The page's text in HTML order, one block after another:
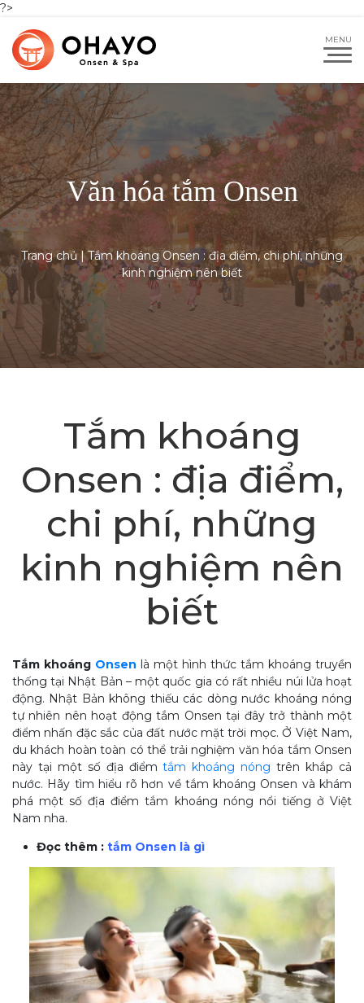
?>
Văn hóa tắm Onsen
Trang chủ|Tắm khoáng Onsen : địa điểm, chi phí, những
kinh nghiệm nên biết
Tắm khoáng
Onsen : địa điểm,
chi phí, những
kinh nghiệm nên
biết
Tắm khoáng Onsen là một hình thức tắm khoáng truyền
thống tại Nhật Bản – một quốc gia có rất nhiều núi lửa hoạt
động. Nhật Bản không thiếu các dòng nước khoáng nóng
tự nhiên nên hoạt động tắm Onsen tại đây trở thành một
điểm nhấn đặc sắc của đất nước mặt trời mọc. Ở Việt Nam,
du khách hoàn toàn có thể trải nghiệm văn hóa tắm Onsen
này tại một số địa điểmtắm khoáng nóng trên khắp cả
nước. Hãy tìm hiểu rõ hơn về tắm khoáng Onsen và khám
phá một số địa điểm tắm khoáng nóng nổi tiếng ở Việt
Nam nha.
Đọc thêm : tắm Onsen là gì